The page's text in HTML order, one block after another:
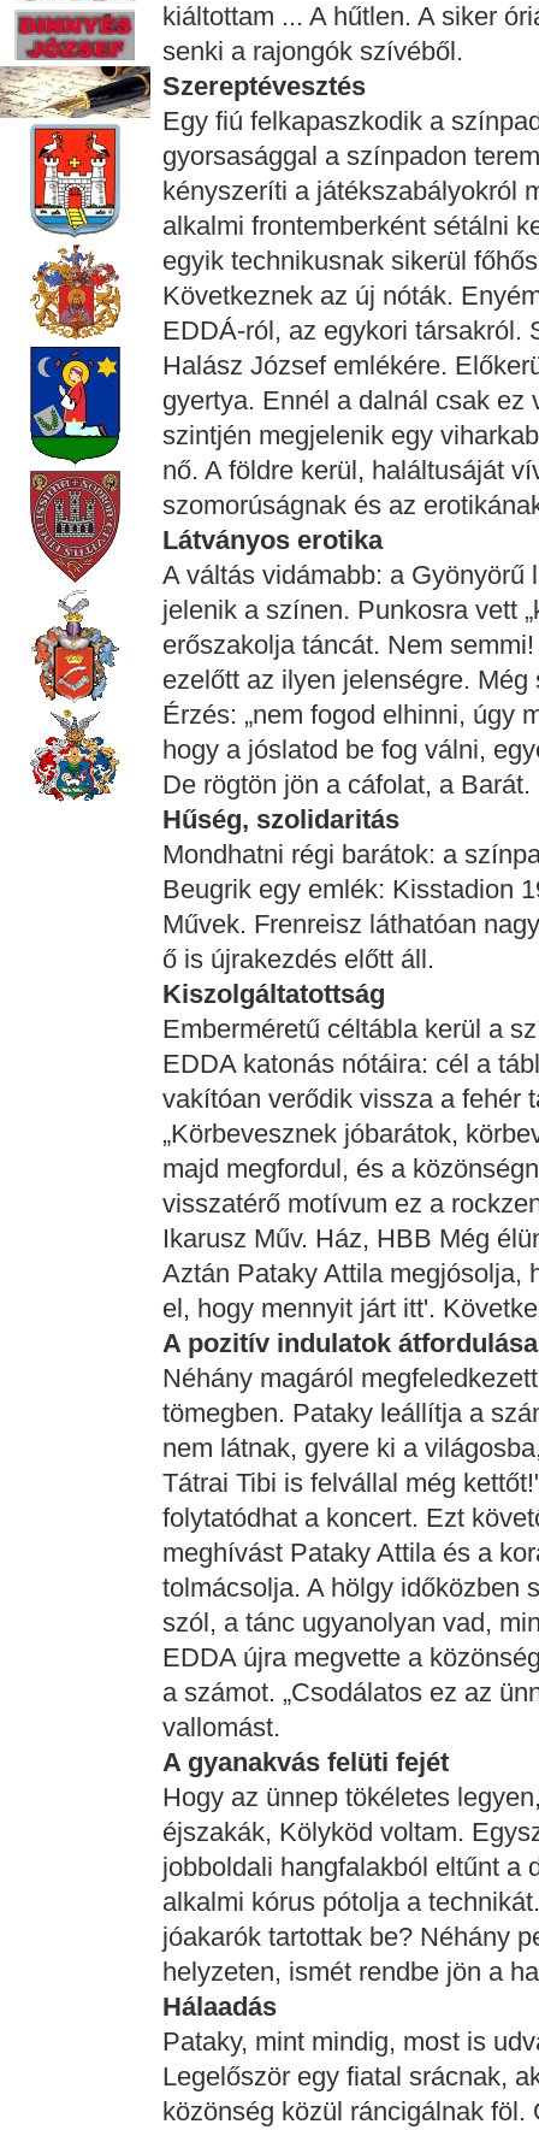
kiáltottam ... A hűtlen. A siker
senki a rajongók szívéből.
Szereptévesztés
Egy fiú felkapaszkodik a
gyorsasággal a színpadon
kényszeríti a játékszabályokról
alkalmi frontemberként sétálni
egyik technikusnak sikerül
Következnek az új nóták.
EDDÁ-ról, az egykori társakról.
Halász József emlékére.
gyertya. Ennél a dalnál csak
szintjén megjelenik egy
nő. A földre kerül, haláltusáját
szomorúságnak és az
Látványos erotika
A váltás vidámabb: a
jelenik a színen. Punkosra vett
erőszakolja táncát. Nem
ezelőtt az ilyen jelenségre.
Érzés: „nem fogod elhinni, úgy
hogy a jóslatod be fog válni,
De rögtön jön a cáfolat, a Barát.
Hűség, szolidaritás
Mondhatni régi barátok: a
Beugrik egy emlék: Kisstadion
Művek. Frenreisz láthatóan
ő is újrakezdés előtt áll.
Kiszolgáltatottság
Emberméretű céltábla kerül a
EDDA katonás nótáira: cél a
vakítóan verődik vissza a fehér
„Körbevesznek jóbarátok,
majd megfordul, és a
visszatérő motívum ez a
Ikarusz Műv. Ház, HBB Még
Aztán Pataky Attila megjósolja,
el, hogy mennyit járt itt'.
A pozitív indulatok
Néhány magáról
tömegben. Pataky leállítja a
nem látnak, gyere ki a
Tátrai Tibi is felvállal még
folytatódhat a koncert. Ezt
meghívást Pataky Attila és a
tolmácsolja. A hölgy időközben
szól, a tánc ugyanolyan vad,
EDDA újra megvette a
a számot. „Csodálatos ez az
vallomást.
A gyanakvás felüti fejét
Hogy az ünnep tökéletes
éjszakák, Kölyköd voltam.
jobboldali hangfalakból eltűnt a
alkalmi kórus pótolja a
jóakarók tartottak be? Néhány
helyzeten, ismét rendbe jön a
Hálaadás
Pataky, mint mindig, most is
Legelőször egy fiatal srácnak,
közönség közül ráncigálnak